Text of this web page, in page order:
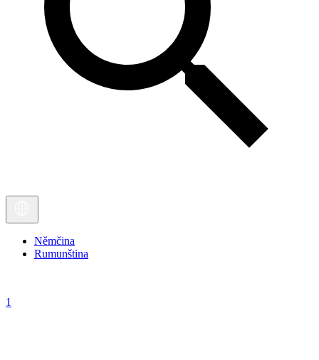
Němčina
Rumunština
1